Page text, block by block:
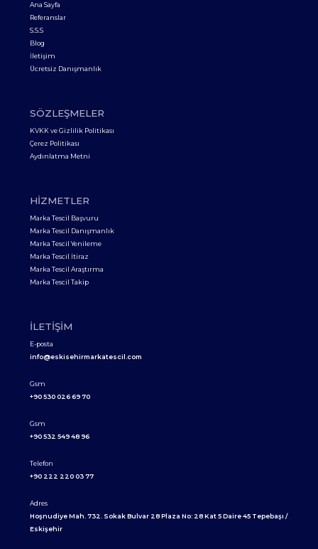
Ana Sayfa
Referanslar
S.S.S
Blog
İletişim
Ücretsiz Danışmanlık
SÖZLEŞMELER
KVKK ve Gizlilik Politikası
Çerez Politikası
Aydınlatma Metni
HIZMETLER
Marka Tescil Başvuru
Marka Tescil Danışmanlık
Marka Tescil Yenileme
Marka Tescil İtiraz
Marka Tescil Araştırma
Marka Tescil Takip
İLETIŞIM
E-posta
info@eskisehirmarkatescil.com
Gsm
+90 530 026 69 70
Gsm
+90 532 549 48 96
Telefon
+90 222 220 03 77
Adres
Hoşnudiye Mah. 732. Sokak Bulvar 28 Plaza No: 28 Kat 5 Daire 45 Tepebaşı /
Eskişehir